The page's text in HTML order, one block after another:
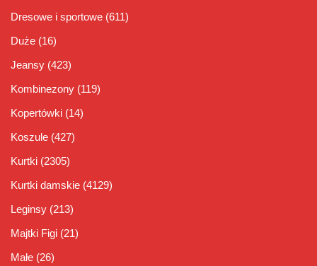
Dresowe i sportowe (611)
Duże (16)
Jeansy (423)
Kombinezony (119)
Kopertówki (14)
Koszule (427)
Kurtki (2305)
Kurtki damskie (4129)
Leginsy (213)
Majtki Figi (21)
Małe (26)